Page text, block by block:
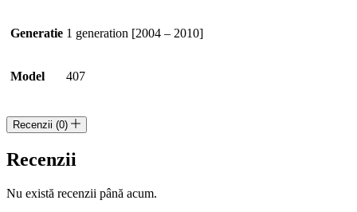
Generatie 1 generation [2004 – 2010]
Model 407
Recenzii (0)
Recenzii
Nu există recenzii până acum.